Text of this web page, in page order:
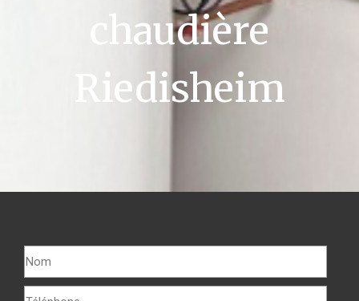
chaudière
Riedisheim